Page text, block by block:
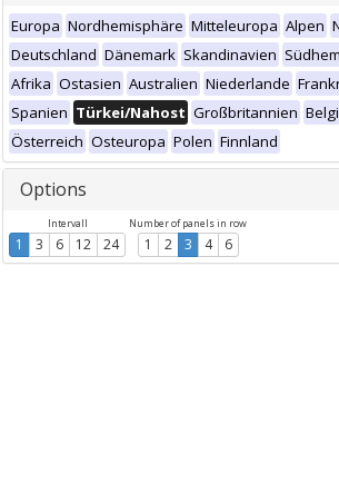
Europa Nordhemisphäre Mitteleuropa Alpen
Deutschland Dänemark Skandinavien
Afrika Ostasien Australien Niederlande
Spanien Türkei/Nahost Großbritannien
Österreich Osteuropa Polen Finnland
Options
Intervall
1 3 6 12 24
Number of panels in row
1 2 3 4 6